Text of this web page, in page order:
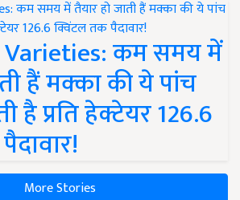
Varieties: कम समय में
हैं मक्का की ये पांच
है प्रति हेक्टेयर 126.6
More Stories